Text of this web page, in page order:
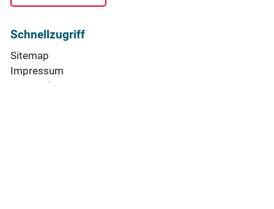
Schnellzugriff
Sitemap
Impressum
Datenschutz